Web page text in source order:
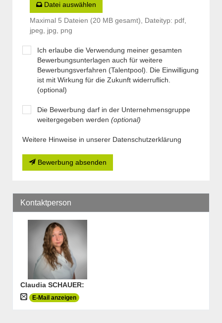
Datei auswählen
Maximal 5 Dateien (20 MB gesamt), Dateityp: pdf,
jpeg, jpg, png
Ich erlaube die Verwendung meiner gesamten
Bewerbungsunterlagen auch für weitere
Bewerbungsverfahren (Talentpool). Die Einwilligung
ist mit Wirkung für die Zukunft widerruflich.
(optional)
Die Bewerbung darf in der Unternehmensgruppe
weitergegeben werden (optional)
Weitere Hinweise in unserer Datenschutzerklärung
Bewerbung absenden
Kontaktperson
Claudia SCHAUER:
E-Mail anzeigen